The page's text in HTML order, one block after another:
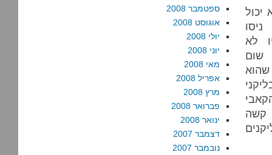
לא
שום
קשה
ספטמבר 2008
אוגוסט 2008
יולי 2008
יוני 2008
מאי 2008
אפריל 2008
מרץ 2008
פברואר 2008
ינואר 2008
דצמבר 2007
נובמבר 2007